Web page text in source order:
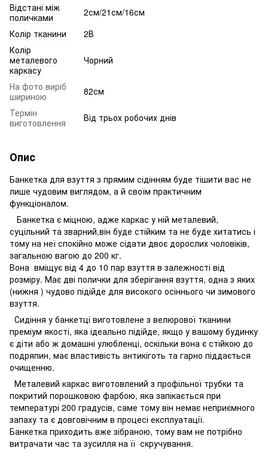
Відстані між
поличками
2см/21см/16см
Колір тканини
2В
Колір
металевого
каркасу
Чорний
На фото виріб
шириною
82см
Термін
виготовлення
Від трьох робочих днів
Опис
Банкетка для взуття з прямим сідінням буде тішити вас не
лише чудовим виглядом, а й своїм практичним
функціоналом.
Банкетка є міцною, адже каркас у ній металевий,
суцільний та зварний,він буде стійким та не буде хитатись і
тому на неї спокійно може сідати двоє дорослих чоловіків,
загальною вагою до 200 кг.
Вона вміщує від 4 до 10 пар взуття в залежності від
розміру. Має дві полички для зберігання взуття, одна з яких
(нижня ) чудово підійде для високого осіннього чи зимового
взуття.
Сидіння у банкетці виготовлене з велюрової тканини
преміум якості, яка ідеально підійде, якщо у вашому будинку
є діти або ж домашні улюбленці, оскільки вона є стійкою до
подряпин, має властивість антикіготь та гарно піддається
очищенню.
Металевий каркас виготовлений з профільної трубки та
покритий порошковою фарбою, яка запікається при
температурі 200 градусів, саме тому він немає неприємного
запаху та є довговічним в процесі експлуатації.
Банкетка приходить вже зібраною, тому вам не потрібно
витрачати час та зусилля на її скручування.